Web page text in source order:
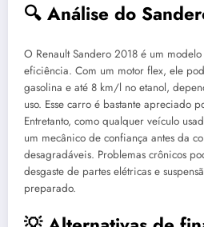
🔍 Análise do
O Renault Sandero 2018 é um
eficiência. Com um motor flex, ele
gasolina e até 8 km/l no etanol,
uso. Esse carro é bastante apreciado
Entretanto, como qualquer veículo
um mecânico de confiança antes da
desagradáveis. Problemas crônicos
desgaste de partes elétricas e
preparado.